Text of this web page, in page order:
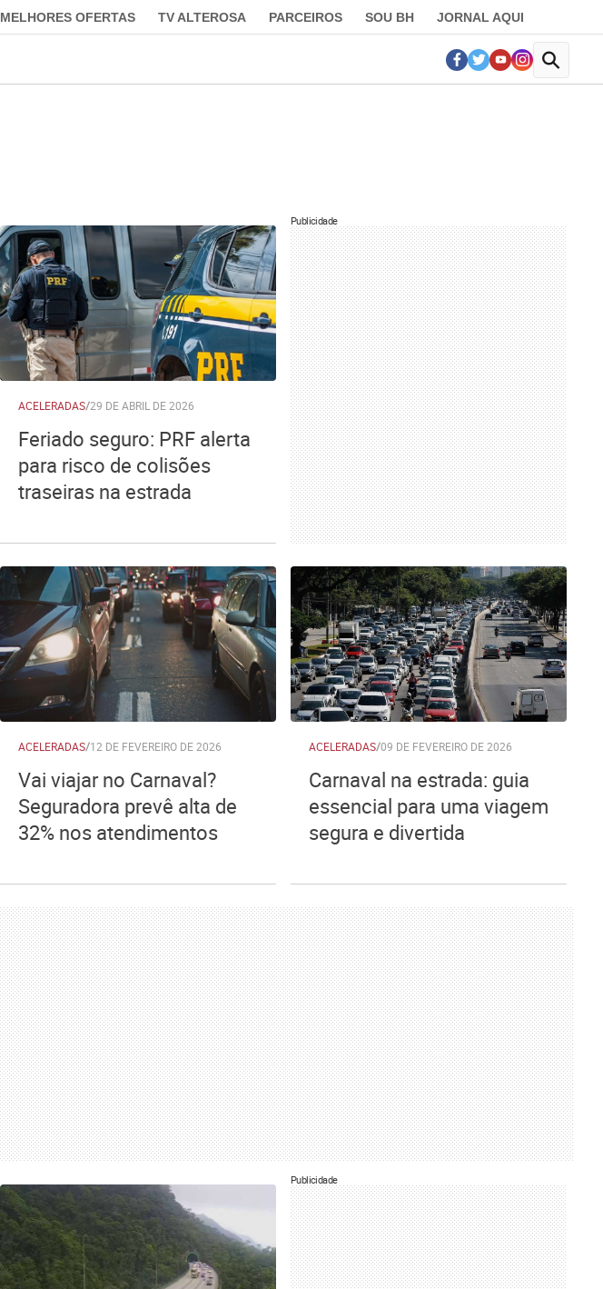
MELHORES OFERTAS TV ALTEROSA PARCEIROS SOU BH JORNAL AQUI
ACELERADAS/29 DE ABRIL DE 2026
Feriado seguro: PRF alerta
para risco de colisões
traseiras na estrada
Publicidade
ACELERADAS/12 DE FEVEREIRO DE 2026
Vai viajar no Carnaval?
Seguradora prevê alta de
32% nos atendimentos
ACELERADAS/09 DE FEVEREIRO DE 2026
Carnaval na estrada: guia
essencial para uma viagem
segura e divertida
Publicidade